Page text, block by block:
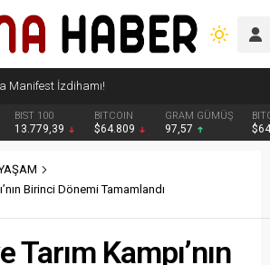
Manifest İzdihamı!
BIST 100
13.779,39
BITCOIN
$64.809
GRAM GÜMÜŞ
97,57
Birinci Dönemi Tamamlandı
Tarım Kampı’nın